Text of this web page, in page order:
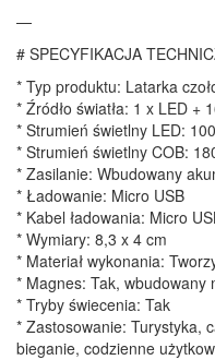
—
# SPECYFIKACJA
* Typ produktu: Latarka
* Źródło światła: 1 x LED +
* Strumień świetlny LED:
* Strumień świetlny COB:
* Zasilanie: Wbudowany
* Ładowanie: Micro USB
* Kabel ładowania: Micro
* Wymiary: 8,3 x 4 cm
* Materiał wykonania:
* Magnes: Tak, wbudowany
* Tryby świecenia: Tak
* Zastosowanie: Turystyka,
bieganie, codzienne